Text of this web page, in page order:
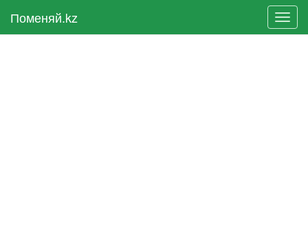
Поменяй.kz